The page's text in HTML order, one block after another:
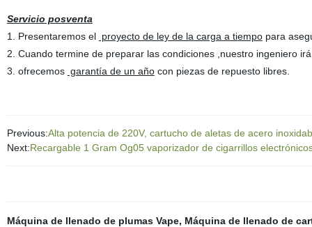
Servicio posventa
1. Presentaremos el proyecto de ley de la carga a tiempopara
2. Cuando termine de preparar las condiciones ,nuestro ingeniero
3. ofrecemos garantía de un añocon piezas de repuesto libres.
Previous:Alta potencia de 220V, cartucho de aletas de acero
Next:Recargable 1 Gram Og05 vaporizador de cigarrillos
Máquina de llenado de plumas Vape, Máquina de llenado de